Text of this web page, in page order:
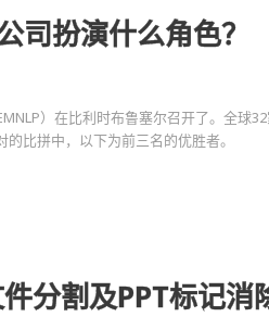
司扮演什么角色？
）在比利时布鲁塞尔召开了。全球
比拼中，以下为前三名的优胜者。
分割及PPT标记消